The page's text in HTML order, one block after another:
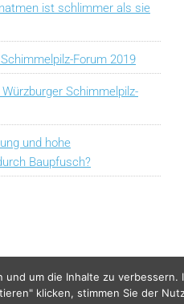
ist schlimmer als sie
Forum 2019
Schimmelpilz-
und hohe
Baupfusch?
um die Inhalte zu
klicken, stimmen Sie der